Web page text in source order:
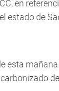
en
estado de
esta
de